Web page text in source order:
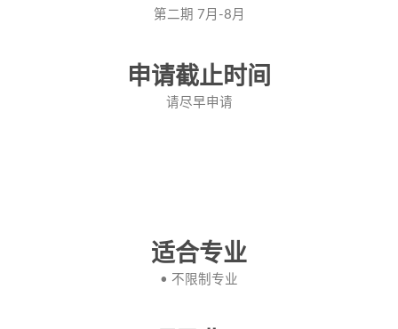
第二期 7月-8月
申请截止时间
请尽早申请
适合专业
• 不限制专业